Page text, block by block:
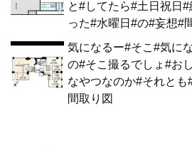
と#してたら#土日祝日
った#水曜日#の#妄想#
気になるー#そこ#気に
の#そこ撮るでしょ#お
なやつなのか#それと
間取り図